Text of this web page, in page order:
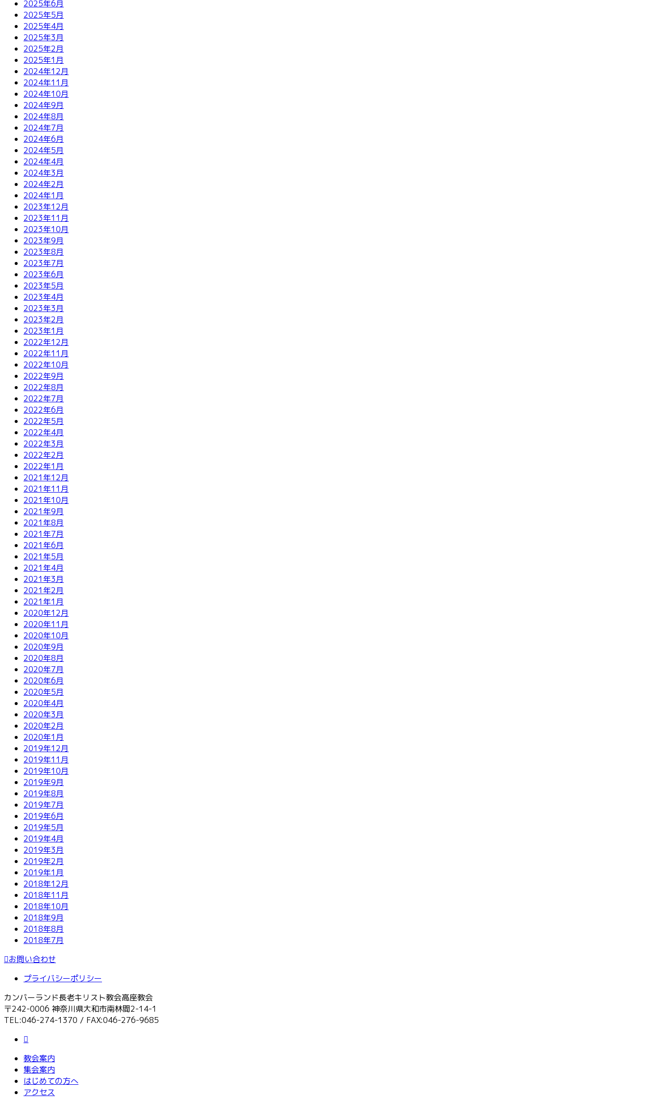
2025年6月
2025年5月
2025年4月
2025年3月
2025年2月
2025年1月
2024年12月
2024年11月
2024年10月
2024年9月
2024年8月
2024年7月
2024年6月
2024年5月
2024年4月
2024年3月
2024年2月
2024年1月
2023年12月
2023年11月
2023年10月
2023年9月
2023年8月
2023年7月
2023年6月
2023年5月
2023年4月
2023年3月
2023年2月
2023年1月
2022年12月
2022年11月
2022年10月
2022年9月
2022年8月
2022年7月
2022年6月
2022年5月
2022年4月
2022年3月
2022年2月
2022年1月
2021年12月
2021年11月
2021年10月
2021年9月
2021年8月
2021年7月
2021年6月
2021年5月
2021年4月
2021年3月
2021年2月
2021年1月
2020年12月
2020年11月
2020年10月
2020年9月
2020年8月
2020年7月
2020年6月
2020年5月
2020年4月
2020年3月
2020年2月
2020年1月
2019年12月
2019年11月
2019年10月
2019年9月
2019年8月
2019年7月
2019年6月
2019年5月
2019年4月
2019年3月
2019年2月
2019年1月
2018年12月
2018年11月
2018年10月
2018年9月
2018年8月
2018年7月
お問い合わせ
プライバシーポリシー
カンバーランド長老キリスト教会高座教会
〒242-0006 神奈川県大和市南林間2-14-1
TEL:046-274-1370 / FAX:046-276-9685
教会案内
集会案内
はじめての方へ
アクセス